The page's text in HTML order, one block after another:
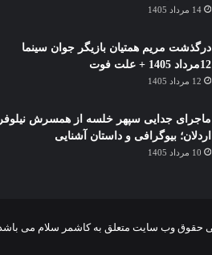
14 مرداد 1405
درگذشت مریم همتیان بازیگر جوان سینما
12مرداد 1405 + علت فوت
12 مرداد 1405
ماجرای جدایی سپهر خلسه از همسرش نیلوفر
اردلان؛ بیوگرافی و داستان آشنایی
10 مرداد 1405